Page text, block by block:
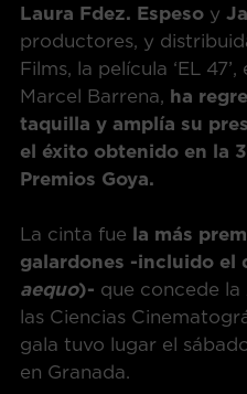
Laura Fdez. Espeso y
productores, y
Films, la película ‘EL
Marcel Barrena, ha
taquilla y amplía su
el éxito obtenido en la
Premios Goya.
La cinta fue la más
galardones -incluido el
aequo)- que concede
las Ciencias
gala tuvo lugar el
en Granada.